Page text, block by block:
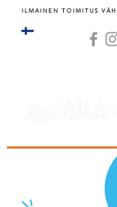
ILMAINEN TOIMITUS